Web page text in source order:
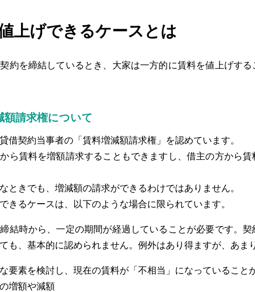
上げできるケースとは
約を締結しているとき、大家は一方的に賃料を値上げする
額請求権について
借契約当事者の「賃料増減額請求権」を認めています。
ら賃料を増額請求することもできますし、借主の方から賃
ときでも、増減額の請求ができるわけではありません。
きるケースは、以下のような場合に限られています。
結時から、一定の期間が経過していることが必要です。
も、基本的に認められません。例外はあり得ますが、あま
要素を検討し、現在の賃料が「不相当」になっていること
増額や減額